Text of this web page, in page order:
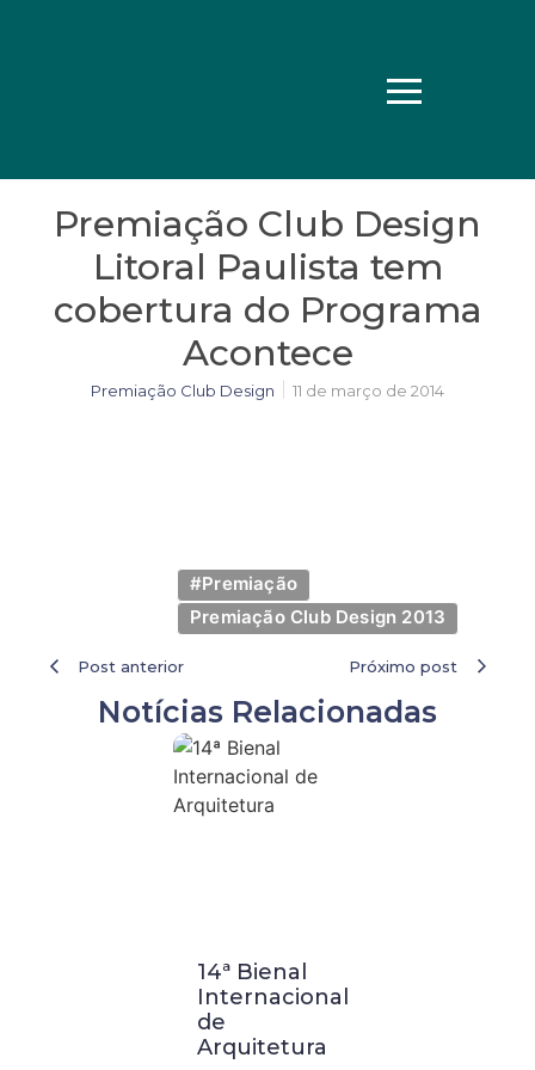
Premiação Club Design
Litoral Paulista tem
cobertura do Programa
Acontece
Premiação Club Design 11 de março de 2014
#Premiação
Premiação Club Design 2013
Post anterior Próximo post
Notícias Relacionadas
14ª Bienal
Internacional
de
Arquitetura